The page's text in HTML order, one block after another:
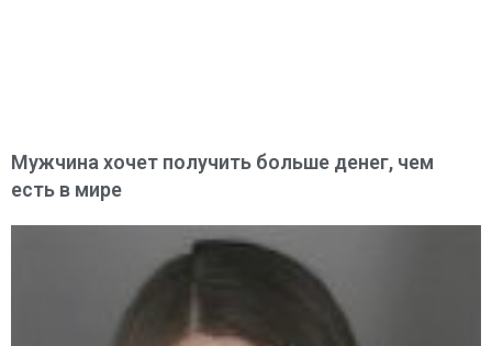
Мужчина хочет получить больше денег, чем
есть в мире